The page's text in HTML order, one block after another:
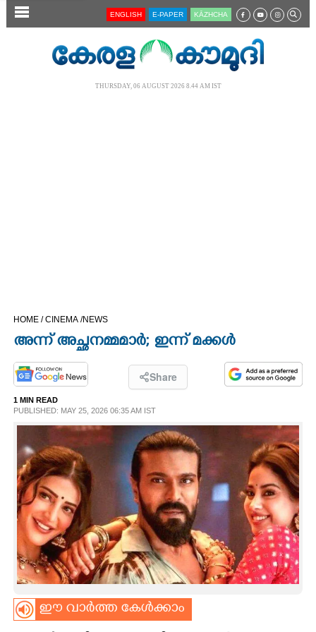
SECTIONS
OPINION
PHOTOS
LIFESTYLE
SPIRITUAL
INFO+
ART
ASTRO
ENGLISH E-PAPER KĀZHCHA
THURSDAY, 06 AUGUST 2026 8.44 AM IST
HOME /CINEMA /NEWS
അന്ന് അച്ഛനമ്മമാർ; ഇന്ന് മക്കൾ
Share
1 MIN READ
PUBLISHED: MAY 25, 2026 06:35 AM IST
ഈ വാർത്ത കേൾക്കാം